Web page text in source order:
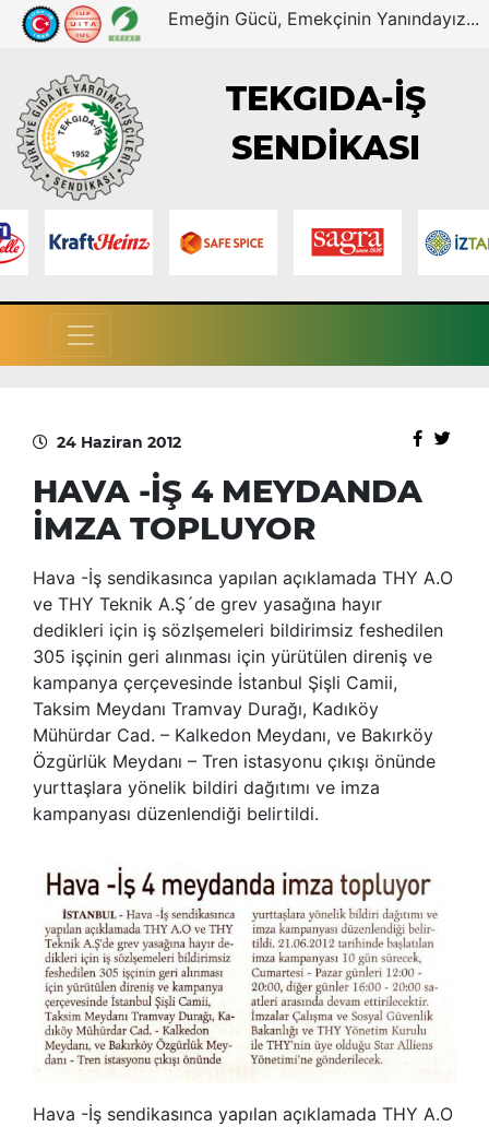
Emeğin Gücü, Emekçinin Yanındayız...
TEKGIDA-İŞ
SENDİKASI
24 Haziran 2012
HAVA -İŞ 4 MEYDANDA
İMZA TOPLUYOR
Hava -İş sendikasınca yapılan açıklamada THY A.O
ve THY Teknik A.Ş´de grev yasağına hayır
dedikleri için iş sözlşemeleri bildirimsiz feshedilen
305 işçinin geri alınması için yürütülen direniş ve
kampanya çerçevesinde İstanbul Şişli Camii,
Taksim Meydanı Tramvay Durağı, Kadıköy
Mühürdar Cad. – Kalkedon Meydanı, ve Bakırköy
Özgürlük Meydanı – Tren istasyonu çıkışı önünde
yurttaşlara yönelik bildiri dağıtımı ve imza
kampanyası düzenlendiği belirtildi.
Hava -İş sendikasınca yapılan açıklamada THY A.O